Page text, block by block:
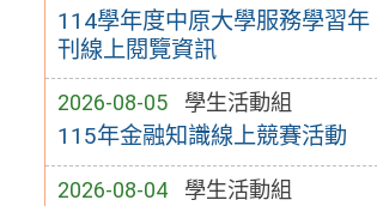
114學年度中原大學服務學習年
刊線上閱覽資訊
2026-08-05 學生活動組
115年金融知識線上競賽活動
2026-08-04 學生活動組